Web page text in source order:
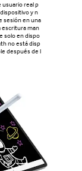
usuario real p
y n
sesión en una
escritura man
solo en dispo
no está disp
después de l